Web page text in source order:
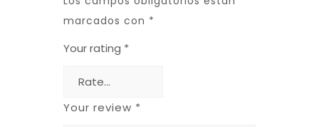
marcados con *
Your rating *
Your review *